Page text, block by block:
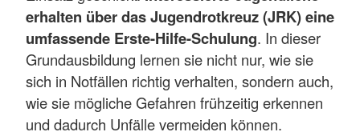
erhalten über das Jugendrotkreuz (JRK) eine
umfassende Erste-Hilfe-Schulung. In dieser
Grundausbildung lernen sie nicht nur, wie sie
sich in Notfällen richtig verhalten, sondern auch,
wie sie mögliche Gefahren frühzeitig erkennen
und dadurch Unfälle vermeiden können.